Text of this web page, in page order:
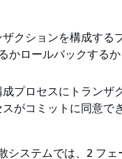
クションを構成する
かロールバックする
プロセスにトランザ
がコミットに同意で
ステムでは、2 フェ